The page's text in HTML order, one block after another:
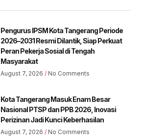
Pengurus IPSM Kota Tangerang Periode
2026–2031 Resmi Dilantik, Siap Perkuat
Peran Pekerja Sosial di Tengah
Masyarakat
August 7, 2026 No Comments
Kota Tangerang Masuk Enam Besar
Nasional PTSP dan PPB 2026, Inovasi
Perizinan Jadi Kunci Keberhasilan
August 7, 2026 No Comments